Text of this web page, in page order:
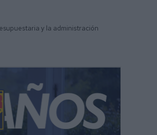
y la administración